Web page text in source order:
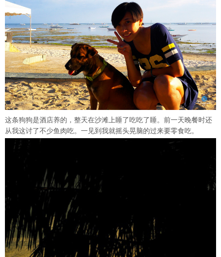
这条狗狗是酒店养的，整天在沙滩上睡了吃吃了睡。前一天晚餐时还
从我这讨了不少鱼肉吃。一见到我就摇头晃脑的过来要零食吃。